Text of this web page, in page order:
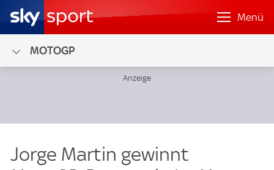
Menü
MOTOGP
Jorge Martin gewinnt